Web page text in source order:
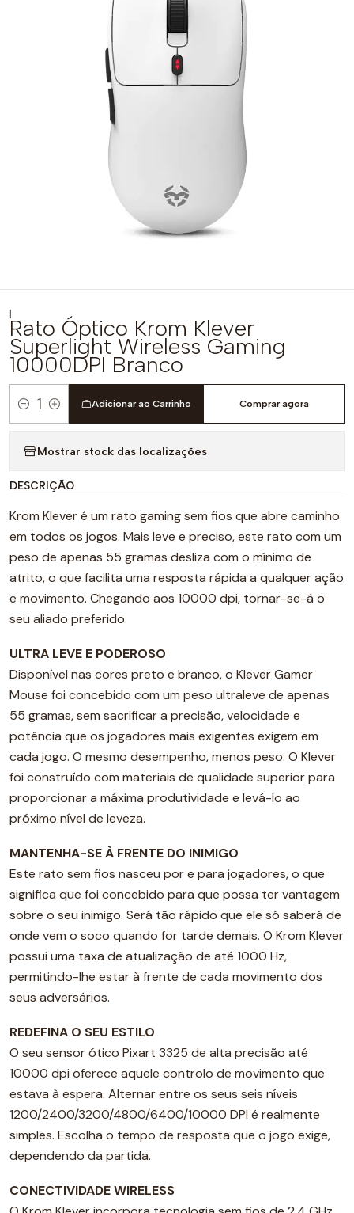
|
Rato Óptico Krom Klever
Superlight Wireless Gaming
10000DPI Branco
Quantidade
Adicionar ao Carrinho Comprar agora
Mostrar stock das localizações
DESCRIÇÃO
Krom Klever é um rato gaming sem fios que abre caminho
em todos os jogos. Mais leve e preciso, este rato com um
peso de apenas 55 gramas desliza com o mínimo de
atrito, o que facilita uma resposta rápida a qualquer ação
e movimento. Chegando aos 10000 dpi, tornar-se-á o
seu aliado preferido.
ULTRA LEVE E PODEROSO
Disponível nas cores preto e branco, o Klever Gamer
Mouse foi concebido com um peso ultraleve de apenas
55 gramas, sem sacrificar a precisão, velocidade e
potência que os jogadores mais exigentes exigem em
cada jogo. O mesmo desempenho, menos peso. O Klever
foi construído com materiais de qualidade superior para
proporcionar a máxima produtividade e levá-lo ao
próximo nível de leveza.
MANTENHA-SE À FRENTE DO INIMIGO
Este rato sem fios nasceu por e para jogadores, o que
significa que foi concebido para que possa ter vantagem
sobre o seu inimigo. Será tão rápido que ele só saberá de
onde vem o soco quando for tarde demais. O Krom Klever
possui uma taxa de atualização de até 1000 Hz,
permitindo-lhe estar à frente de cada movimento dos
seus adversários.
REDEFINA O SEU ESTILO
O seu sensor ótico Pixart 3325 de alta precisão até
10000 dpi oferece aquele controlo de movimento que
estava à espera. Alternar entre os seus seis níveis
1200/2400/3200/4800/6400/10000 DPI é realmente
simples. Escolha o tempo de resposta que o jogo exige,
dependendo da partida.
CONECTIVIDADE WIRELESS